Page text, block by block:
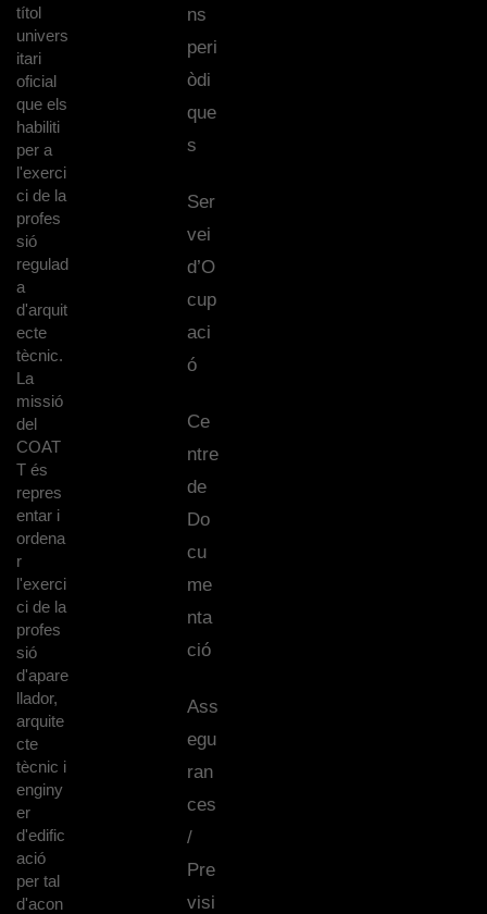
títol
univers
itari
oficial
que els
habiliti
per a
l'exerci
ci de la
profes
sió
regulad
a
d'arquit
ecte
tècnic.
La
missió
del
COAT
T és
repres
entar i
ordena
r
l'exerci
ci de la
profes
sió
d'apare
llador,
arquite
cte
tècnic i
enginy
er
d'edific
ació
per tal
d'acon
ns
peri
òdi
que
s
Ser
vei
d’O
cup
aci
ó
Ce
ntre
de
Do
cu
me
nta
ció
Ass
egu
ran
ces
/
Pre
visi